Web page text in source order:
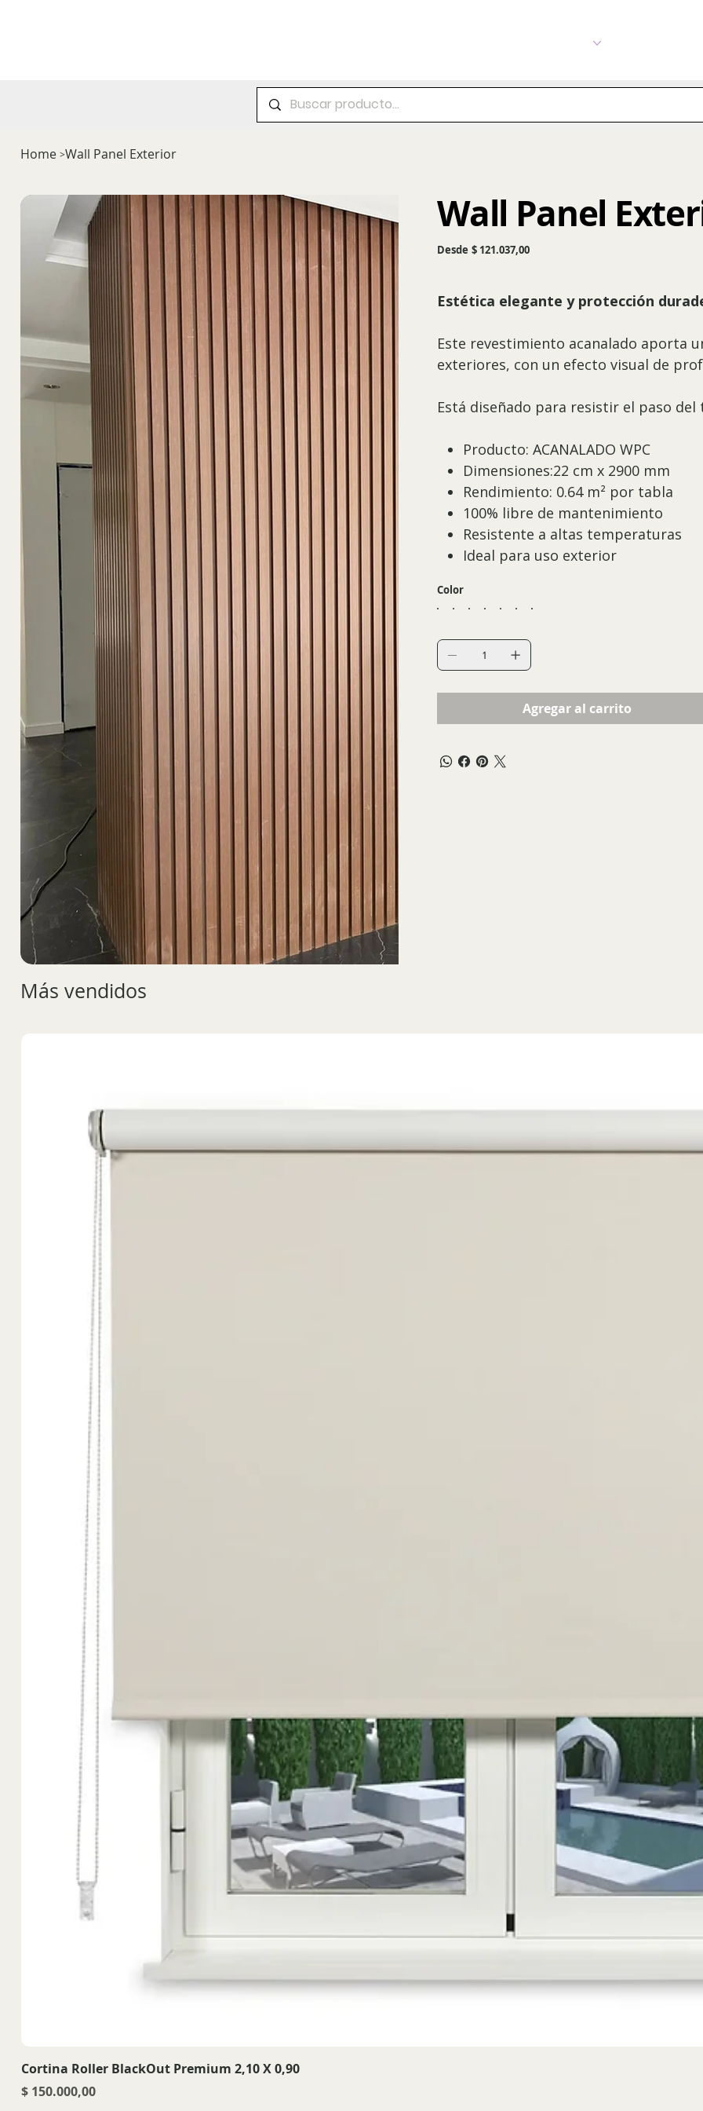
Home >Wall Panel Exterior
Wall Panel
Desde Precio
$ 121.037,00
Estética elegante y protección
Este revestimiento acanalado aporta
exteriores, con un efecto visual de
Está diseñado para resistir el paso
Producto: ACANALADO WPC
Dimensiones:22 cm x 2900 mm
Rendimiento: 0.64 m² por tabla
100% libre de mantenimiento
Resistente a altas temperaturas
Ideal para uso exterior
Color
Agregar al carrito
Más vendidos
Cortina Roller BlackOut Premium 2,10 X 0,90
Precio
$ 150.000,00